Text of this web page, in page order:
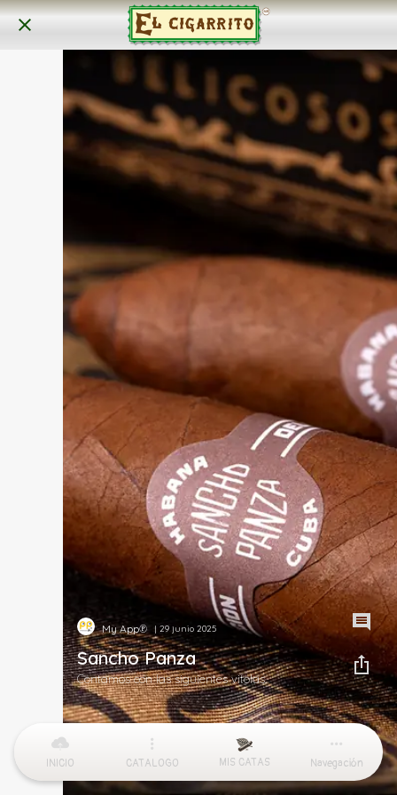
My App℗ | 29 junio 2025
Sancho Panza
Contamos con las siguientes vitolas.
INICIO CATALOGO MIS CATAS Navegación